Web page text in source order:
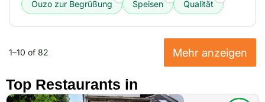
Ouzo zur Begrüßung
Speisen Qualität
1–10 of 82 Mehr anzeigen
Top Restaurants in